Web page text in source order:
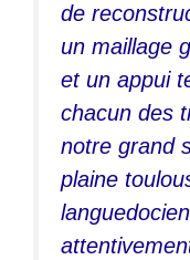
de
un maillage
et un appui
chacun des
notre grand
plaine